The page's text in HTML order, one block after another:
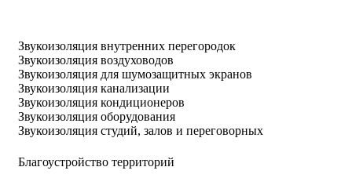
Звукоизоляция внутренних перегородок
Звукоизоляция воздуховодов
Звукоизоляция для шумозащитных экранов
Звукоизоляция канализации
Звукоизоляция кондиционеров
Звукоизоляция оборудования
Звукоизоляция студий, залов и переговорных
Благоустройство территорий